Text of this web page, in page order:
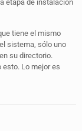
etapa de instalación
tiene el mismo
sistema, sólo uno
su directorio.
Lo mejor es